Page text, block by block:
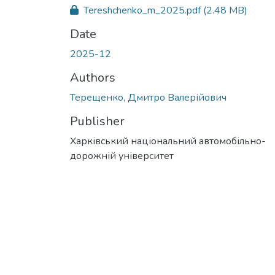
Tereshchenko_m_2025.pdf(2.48 MB)
Date
2025-12
Authors
Терещенко, Дмитро Валерійович
Publisher
Харківський національний автомобільно-
дорожній університет